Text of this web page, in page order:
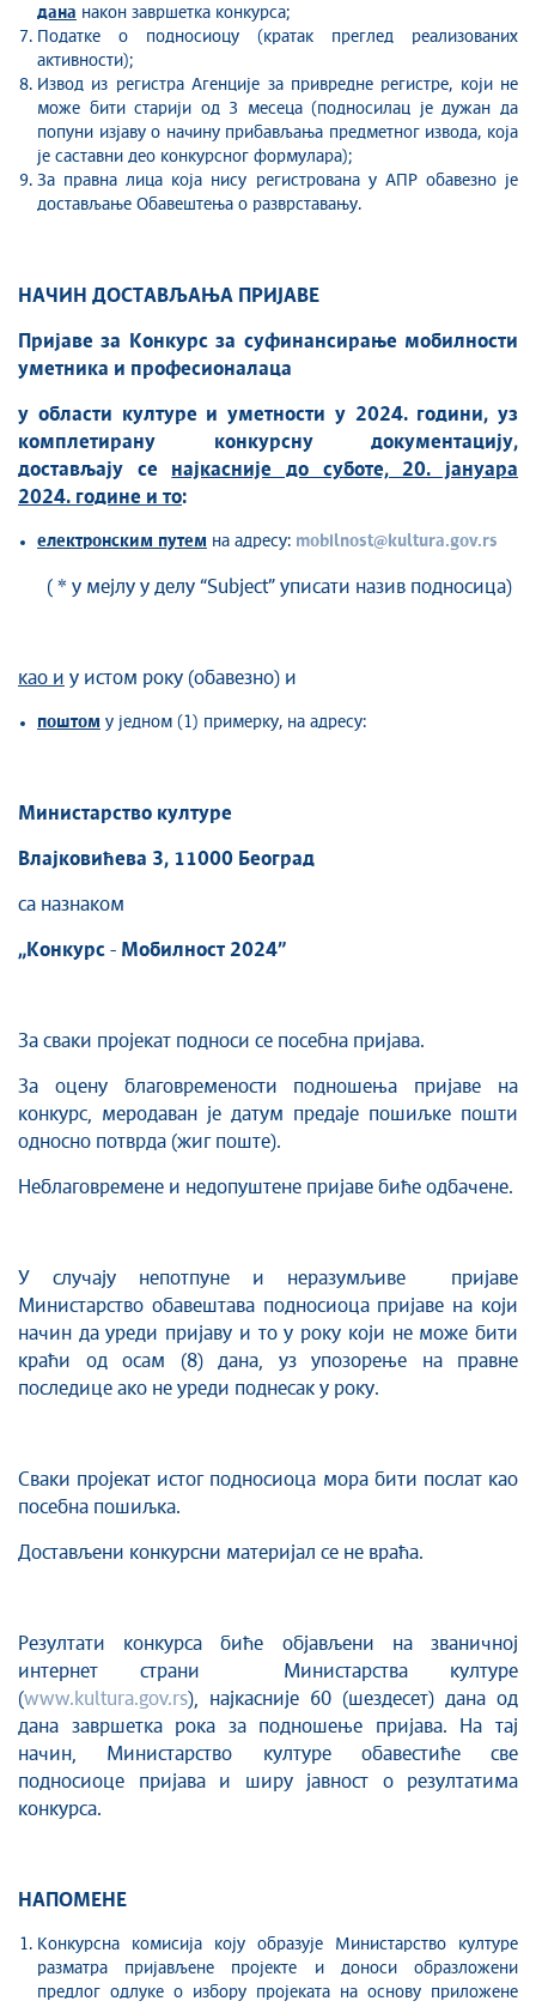
дана након завршетка конкурса;
Податке о подносиоцу (кратак преглед реализованих
активности);
Извод из регистра Агенције за привредне регистре, који не
може бити старији од 3 месеца (подносилац је дужан да
попуни изјаву о начину прибављања предметног извода, која
је саставни део конкурсног формулара);
За правна лица која нису регистрована у АПР обавезно је
достављање Обавештења о разврставању.
НАЧИН ДОСТАВЉАЊА ПРИЈАВЕ
Пријаве за Конкурс за суфинансирање мобилности
уметника и професионалаца
у области културе и уметности у 2024. години, уз
комплетирану конкурсну документацију,
достављају се најкасније до суботе, 20. јануара
2024. године и то:
електронским путем на адресу: mobilnost@kultura.gov.rs
( * у мејлу у делу “Subject” уписати назив подносица)
као и у истом року (обавезно) и
поштом у једном (1) примерку, на адресу:
Министарство културе
Влајковићева 3, 11000 Београд
са назнаком
„ Конкурс - Мобилност 2024”
За сваки пројекат подноси се посебна пријава.
За оцену благовремености подношења пријаве на
конкурс, меродаван је датум предаје пошиљке пошти
односно потврда (жиг поште).
Неблаговремене и недопуштене пријаве биће одбачене.
У случају непотпуне и неразумљиве пријаве
Министарство обавештава подносиоца пријаве на који
начин да уреди пријаву и то у року који не може бити
краћи од осам (8) дана, уз упозорење на правне
последице ако не уреди поднесак у року.
Сваки пројекат истог подносиоца мора бити послат као
посебна пошиљка.
Достављени конкурсни материjал се не враћа.
Резултати конкурса биће обjављени на званичној
интернет страни Министарства културе
(www.kultura.gov.rs), најкасније 60 (шездесет) дана од
дана завршетка рока за подношењe пријава. На тај
начин, Министарство културе обавестиће све
подносиоце пријава и ширу јавност о резултатима
конкурса.
НАПОМЕНЕ
Конкурсна комисија коју образује Министарство културе
разматра пријављене пројекте и доноси образложени
предлог одлуке о избору пројеката на основу приложене